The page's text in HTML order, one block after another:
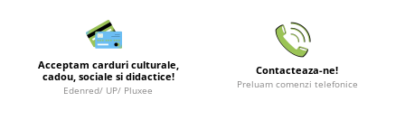
Pokemon
One Piece
Acceptam carduri culturale,
cadou, sociale si didactice!
Edenred/ UP/ Pluxee
Contacteaza-ne!
Preluam comenzi telefonice